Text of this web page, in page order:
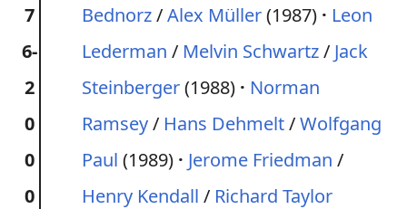
7
6-
2
0
0
0
Bednorz/Alex Müller(1987)
Leon
Lederman / Melvin Schwartz/ Jack
Steinberger(1988)
Norman
Ramsey/ Hans Dehmelt/Wolfgang
Paul (1989) Jerome Friedman /
Henry Kendall / Richard Taylor